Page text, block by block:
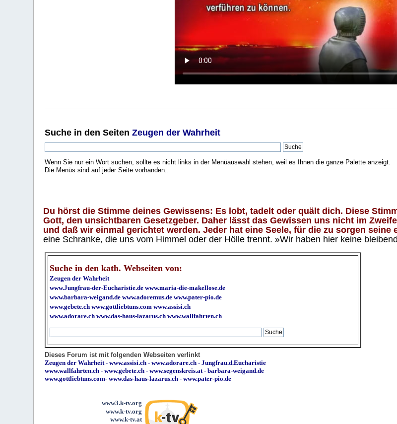
Suche in den SeitenZeugen der Wahrheit
Wenn Sie nur ein Wort suchen, sollte es nicht links in der Menüauswahl stehen, weil es Ihnen die ganze Palette anzeigt.
Die Menüs sind auf jeder Seite vorhanden..
Du hörst die Stimme deines Gewissens: Es lobt, tadelt oder quält dich. Diese
Gott, den unsichtbaren Gesetzgeber. Daher lässt das Gewissen uns nicht im
und daß wir einmal gerichtet werden. Jeder hat eine Seele, für die zu sorgen seine
eine Schranke, die uns vom Himmel oder der Hölle trennt. »Wir haben hier keine
Suche in den kath. Webseiten von:
Zeugen der Wahrheit
www.Jungfrau-der-Eucharistie.de www.maria-die-makellose.de
www.barbara-weigand.de www.adoremus.de www.pater-pio.de
www.gebete.ch www.gottliebtuns.com www.assisi.ch
www.adorare.ch www.das-haus-lazarus.ch www.wallfahrten.ch
Dieses Forum ist mit folgenden Webseiten verlinkt
Zeugen der Wahrheit-www.assisi.ch -www.adorare.ch -Jungfrau.d.Eucharistie
www.wallfahrten.ch -www.gebete.ch -www.segenskreis.at-barbara-weigand.de
www.gottliebtuns.com-www.das-haus-lazarus.ch - www.pater-pio.de
www3.k-tv.org
www.k-tv.org
www.k-tv.at